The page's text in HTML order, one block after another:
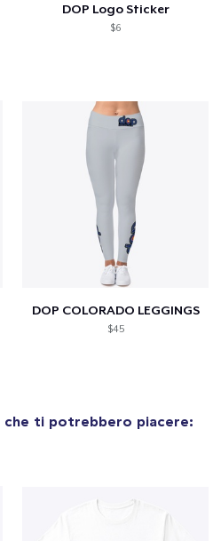
DOP Logo Sticker
$6
DOP COLORADO LEGGINGS
$45
che ti potrebbero piacere: